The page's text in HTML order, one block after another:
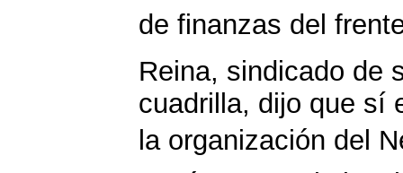
de finanzas del
Reina, sindicado de
cuadrilla, dijo que sí
la organización del